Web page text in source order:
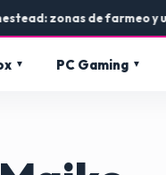
de farmeo y usos en
PC Gaming